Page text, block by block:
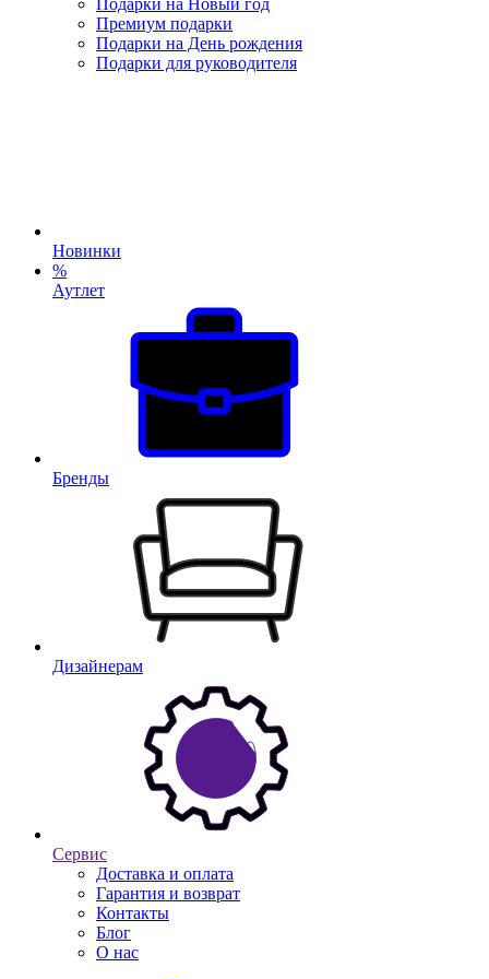
Подарки на Новый год
Премиум подарки
Подарки на День рождения
Подарки для руководителя
Новинки
%
Аутлет
Бренды
Дизайнерам
Сервис
Доставка и оплата
Гарантия и возврат
Контакты
Блог
О нас